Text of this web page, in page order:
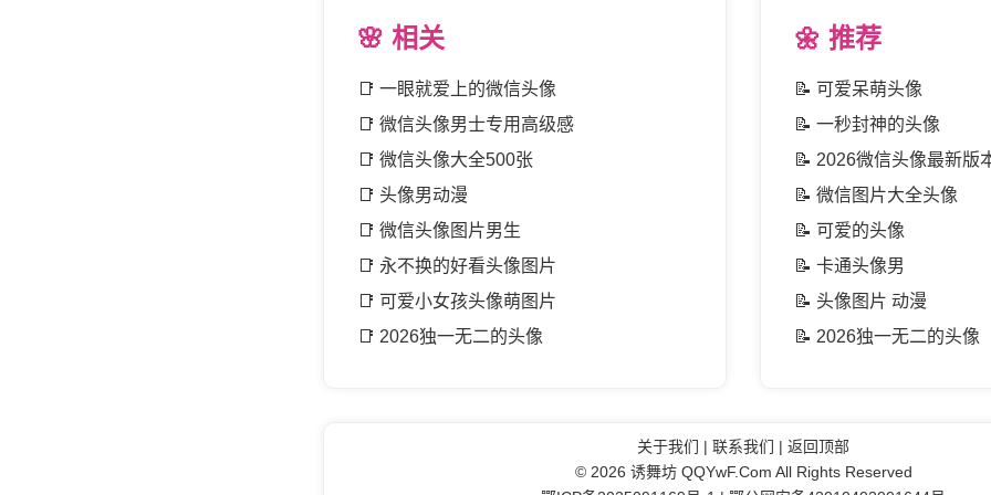
🌸 相关
📑 一眼就爱上的微信头像
📑 微信头像男士专用高级感
📑 微信头像大全500张
📑 头像男动漫
📑 微信头像图片男生
📑 永不换的好看头像图片
📑 可爱小女孩头像萌图片
📑 2026独一无二的头像
🌼 推荐
📝 可爱呆萌头像
📝 一秒封神的头像
📝 2026微信头像最新版
📝 微信图片大全头像
📝 可爱的头像
📝 卡通头像男
📝 头像图片 动漫
📝 2026独一无二的头像
关于我们 | 联系我们 | 返回顶部
© 2026 诱舞坊QQYwF.Com All Rights Reserved